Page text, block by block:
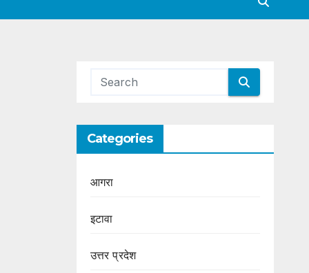
Categories
आगरा
इटावा
उत्तर प्रदेश